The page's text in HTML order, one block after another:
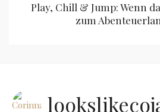
Play, Chill & Jump: Wenn
zum